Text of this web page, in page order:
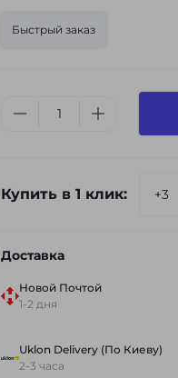
Быстрый заказ
Купить в 1 клик:
Доставка
Новой Почтой
1-2 дня
Uklon Delivery (По Киеву)
2-3 часа